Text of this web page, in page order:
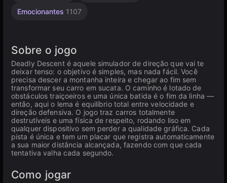
Emocionantes 1107
Sobre o jogo
Deadly Descent é aquele simulador de direção que vai te
deixar tenso: o objetivo é simples, mas nada fácil. Você
precisa descer a montanha inteira e chegar ao fim sem
transformar seu carro em sucata. O caminho é lotado de
obstáculos traiçoeiros e uma única batida é o fim da linha —
então, aqui o lema é equilíbrio total entre velocidade e
direção defensiva. O jogo traz carros totalmente
destrutíveis e uma física de respeito, rodando liso em
qualquer dispositivo sem perder a qualidade gráfica. Cada
pista é única e tem um placar que registra automaticamente
a sua maior distância alcançada, fazendo com que cada
tentativa valha cada segundo.
Como jogar